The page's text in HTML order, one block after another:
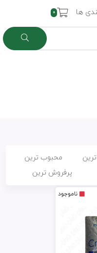
ها 0
ترین
محبوب ترین
پرفروش ترین
ناموجود